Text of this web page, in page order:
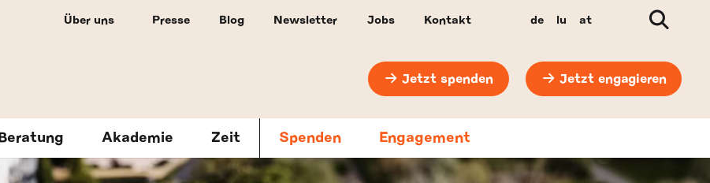
Über uns Presse Blog Newsletter Jobs Kontakt de lu at Suche
Jetzt spenden Jetzt engagieren
Beratung Akademie Zeit Spenden Engagement